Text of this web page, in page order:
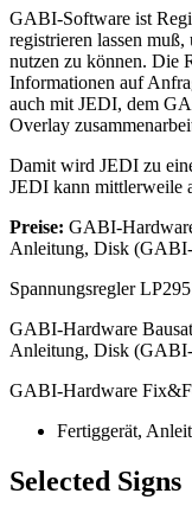
GABI-Software ist
registrieren lassen
nutzen zu können. Die
Informationen auf
auch mit JEDI, dem
Overlay
Damit wird JEDI zu
JEDI kann mittlerweile
Preise: GABI-
Anleitung, Disk
Spannungsregler
GABI-Hardware
Anleitung, Disk
GABI-Hardware
Fertiggerät,
Selected Signs